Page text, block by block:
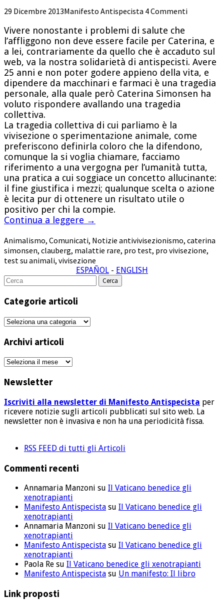
29 Dicembre 2013Manifesto Antispecista 4 Commenti
Vivere nonostante i problemi di salute che
l’affliggono non deve essere facile per Caterina, e
a lei, contrariamente da quello che è accaduto sul
web, va la nostra solidarietà di antispecisti. Avere
25 anni e non poter godere appieno della vita, e
dipendere da macchinari e farmaci è una tragedia
personale, alla quale però Caterina Simonsen ha
voluto rispondere avallando una tragedia
collettiva.
La tragedia collettiva di cui parliamo è la
vivisezione o sperimentazione animale, come
preferiscono definirla coloro che la difendono,
comunque la si voglia chiamare, facciamo
riferimento a una vergogna per l’umanità tutta,
una pratica a cui soggiace un concetto allucinante:
il fine giustifica i mezzi; qualunque scelta o azione
è lecita pur di ottenere un risultato utile o
positivo per chi la compie.
Continua a leggere →
Animalismo, Comunicati, Notizie antivivisezionismo, caterina
simonsen, clauberg, malattie rare, pro test, pro vivisezione,
test su animali, vivisezione
ESPAÑOL - ENGLISH
Cerca
per:
Categorie articoli
Categorie
Archivi articoli
Archivi
Newsletter
Iscriviti alla newsletter di Manifesto Antispecista per
ricevere notizie sugli articoli pubblicati sul sito web. La
newsletter non è invasiva e non ha una periodicità fissa.
RSS FEED di tutti gli Articoli
Commenti recenti
Annamaria Manzoni su Il Vaticano benedice gli
xenotrapianti
Manifesto Antispecista su Il Vaticano benedice gli
xenotrapianti
Annamaria Manzoni su Il Vaticano benedice gli
xenotrapianti
Manifesto Antispecista su Il Vaticano benedice gli
xenotrapianti
Paola Re su Il Vaticano benedice gli xenotrapianti
Manifesto Antispecista su Un manifesto: Il libro
Link proposti